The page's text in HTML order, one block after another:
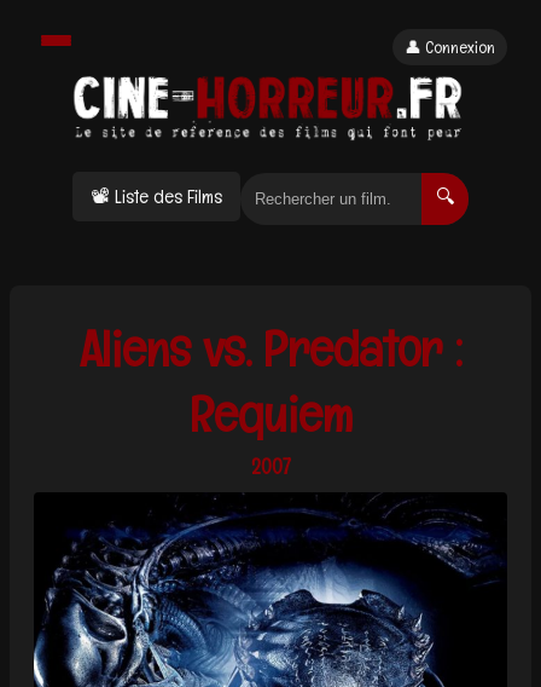
📽 Liste des Films 🔍
👤 Connexion
Aliens vs. Predator :
Requiem
2007